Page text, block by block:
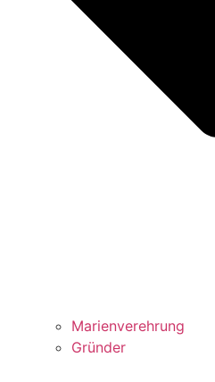
Marienverehrung
Gründer